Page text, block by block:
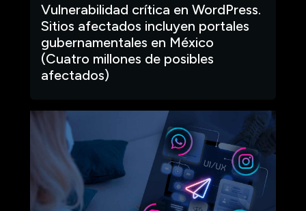
Vulnerabilidad crítica en WordPress.
Sitios afectados incluyen portales
gubernamentales en México
(Cuatro millones de posibles
afectados)